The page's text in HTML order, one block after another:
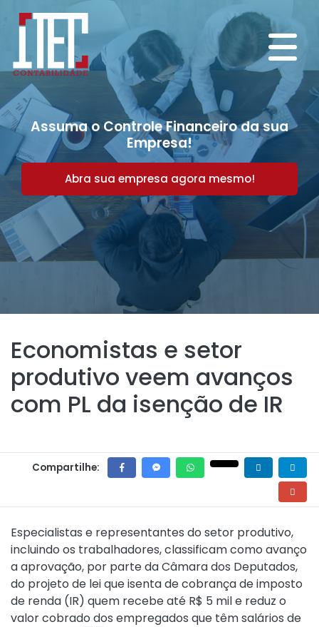
Assuma o Controle Financeiro da sua
Empresa!
Abra sua empresa agora mesmo!
Economistas e setor
produtivo veem avanços
com PL da isenção de IR
Compartilhe:
Especialistas e representantes do setor produtivo,
incluindo os trabalhadores, classificam como avanço
a aprovação, por parte da Câmara dos Deputados,
do projeto de lei que isenta de cobrança de imposto
de renda (IR) quem recebe até R$ 5 mil e reduz o
valor cobrado dos empregados que têm salários de